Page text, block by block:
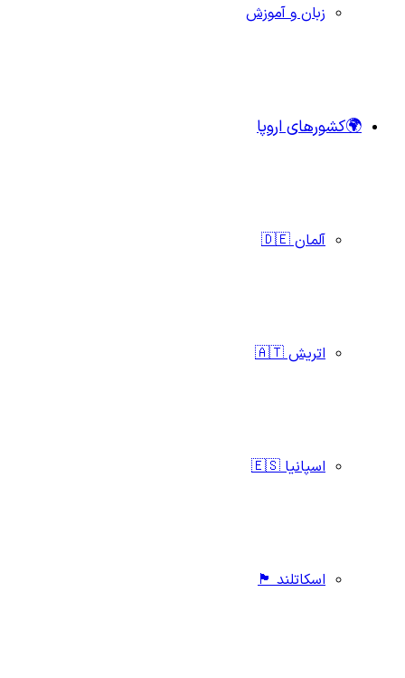
زبان و آموزش
🌍کشورهای اروپا
آلمان 🇩🇪
اتریش 🇦🇹
اسپانیا 🇪🇸
اسکاتلند 🏴󠁧󠁢󠁳󠁣󠁴󠁿